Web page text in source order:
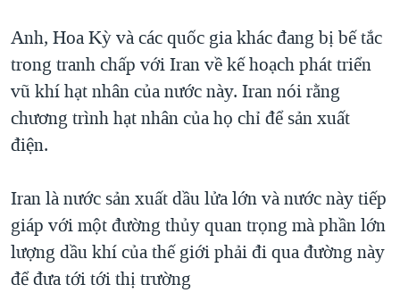
SỨC KHOẺ
VĂN HOÁ
THỂ THAO
GIÁO DỤC
TRỊNH VĨNH BÌNH - NGƯỜI HẠ 'BÊN THẮNG CUỘC'
GROUND ZERO – XƯA VÀ NAY
CHI PHÍ CHIẾN TRANH AFGHANISTAN
CÁC GIÁ TRỊ CỘNG HÒA Ở VIỆT NAM
NGƯ DÂN VIỆT VÀ LÀN SÓNG TRỘM HẢI SÂM
BÊN KIA QUỐC LỘ: TIẾNG VỌNG TỪ NÔNG THÔN MỸ
Ngôn ngữ khác
Anh, Hoa Kỳ và các quốc gia khác đang bị bế tắc
trong tranh chấp với Iran về kế hoạch phát triển
vũ khí hạt nhân của nước này. Iran nói rằng
chương trình hạt nhân của họ chỉ để sản xuất
điện.
Iran là nước sản xuất dầu lửa lớn và nước này tiếp
giáp với một đường thủy quan trọng mà phần lớn
lượng dầu khí của thế giới phải đi qua đường này
để đưa tới tới thị trường